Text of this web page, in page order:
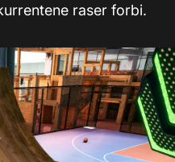
raser forbi.